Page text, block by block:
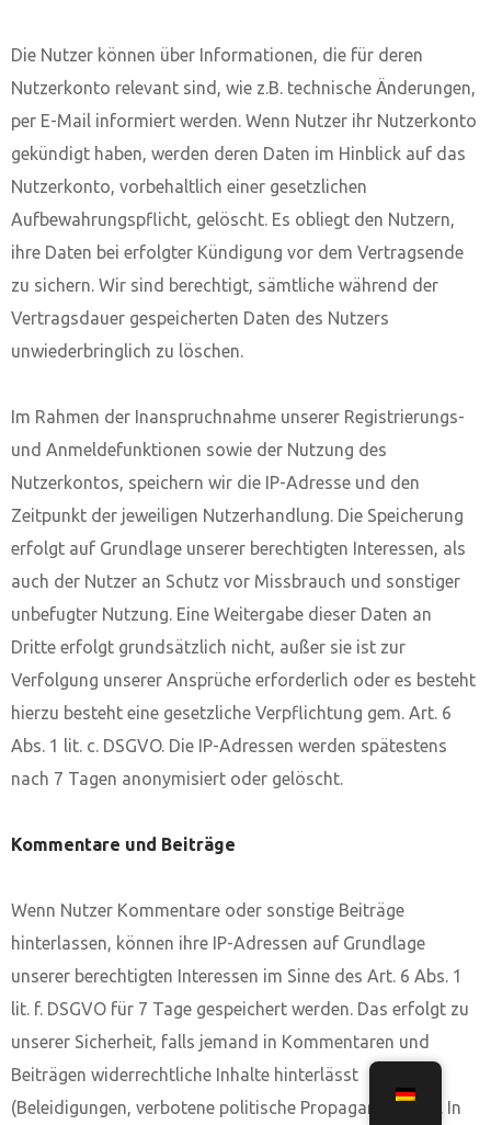
Die Nutzer können über Informationen, die für deren
Nutzerkonto relevant sind, wie z.B. technische Änderungen,
per E-Mail informiert werden. Wenn Nutzer ihr Nutzerkonto
gekündigt haben, werden deren Daten im Hinblick auf das
Nutzerkonto, vorbehaltlich einer gesetzlichen
Aufbewahrungspflicht, gelöscht. Es obliegt den Nutzern,
ihre Daten bei erfolgter Kündigung vor dem Vertragsende
zu sichern. Wir sind berechtigt, sämtliche während der
Vertragsdauer gespeicherten Daten des Nutzers
unwiederbringlich zu löschen.
Im Rahmen der Inanspruchnahme unserer Registrierungs-
und Anmeldefunktionen sowie der Nutzung des
Nutzerkontos, speichern wir die IP-Adresse und den
Zeitpunkt der jeweiligen Nutzerhandlung. Die Speicherung
erfolgt auf Grundlage unserer berechtigten Interessen, als
auch der Nutzer an Schutz vor Missbrauch und sonstiger
unbefugter Nutzung. Eine Weitergabe dieser Daten an
Dritte erfolgt grundsätzlich nicht, außer sie ist zur
Verfolgung unserer Ansprüche erforderlich oder es besteht
hierzu besteht eine gesetzliche Verpflichtung gem. Art. 6
Abs. 1 lit. c. DSGVO. Die IP-Adressen werden spätestens
nach 7 Tagen anonymisiert oder gelöscht.
Kommentare und Beiträge
Wenn Nutzer Kommentare oder sonstige Beiträge
hinterlassen, können ihre IP-Adressen auf Grundlage
unserer berechtigten Interessen im Sinne des Art. 6 Abs. 1
lit. f. DSGVO für 7 Tage gespeichert werden. Das erfolgt zu
unserer Sicherheit, falls jemand in Kommentaren und
Beiträgen widerrechtliche Inhalte hinterlässt
(Beleidigungen, verbotene politische Propaganda, etc.). In